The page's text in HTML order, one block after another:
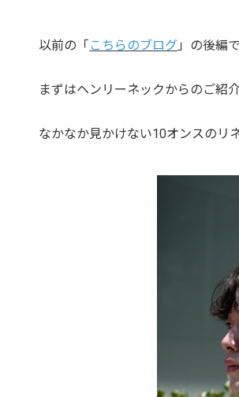
以前の「 こちらのブログ 」の後編で
まずはヘンリーネックからのご紹介
なかなか見かけない10オンスのリ